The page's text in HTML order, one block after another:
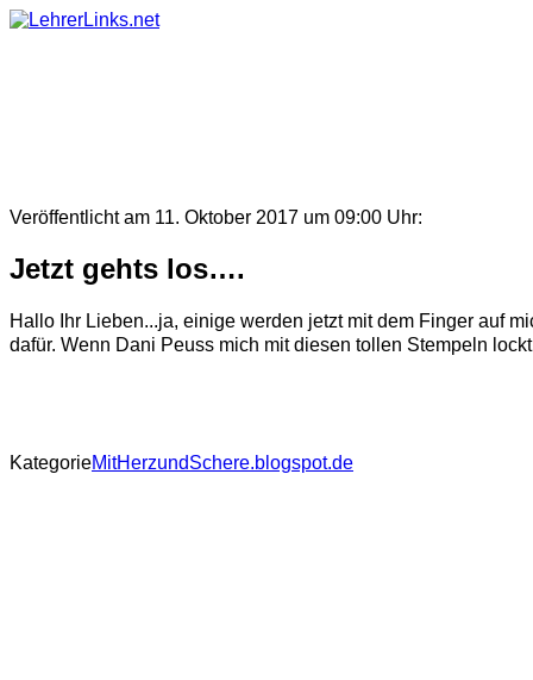
Skip
Veröffentlicht am 11. Oktober 2017 um 09:00 Uhr:
Jetzt gehts los….
Hallo Ihr Lieben...ja, einige werden jetzt mit dem Finger auf
dafür. Wenn Dani Peuss mich mit diesen tollen Stempeln
KategorieMitHerzundSchere.blogspot.de